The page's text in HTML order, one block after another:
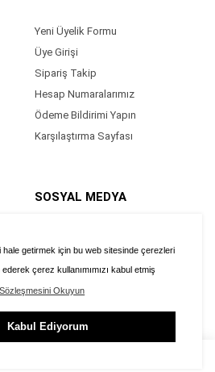
hale getirmek için bu web sitesinde çerezleri
çerez kullanımımızı kabul etmiş
Okuyun
Kabul Ediyorum
Yeni Üyelik Formu
Üye Girişi
Sipariş Takip
Hesap Numaralarımız
Ödeme Bildirimi Yapın
Karşılaştırma Sayfası
SOSYAL MEDYA
Instagram